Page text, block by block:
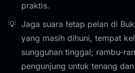
praktis.
Jaga suara tetap pelan di
yang masih dihuni, tempat
sungguhan tinggal; rambu-
pengunjung untuk tenang